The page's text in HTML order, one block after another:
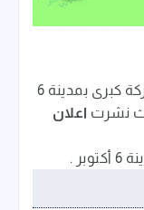
ينشر لكم اعلان شركة كبرى بمدينة 6
نشرت اعلان
.